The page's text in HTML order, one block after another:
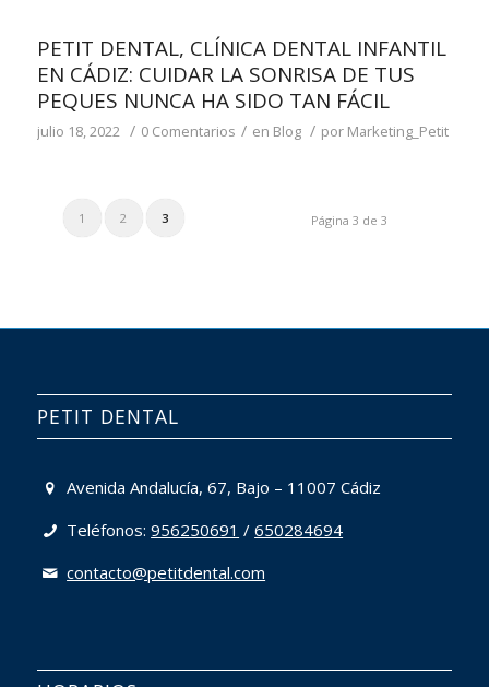
PETIT DENTAL, CLÍNICA DENTAL INFANTIL
EN CÁDIZ: CUIDAR LA SONRISA DE TUS
PEQUES NUNCA HA SIDO TAN FÁCIL
julio 18, 2022 / 0 Comentarios / en Blog / por Marketing_Petit
Página 3 de 3
1 2 3
PETIT DENTAL
Avenida Andalucía, 67, Bajo – 11007 Cádiz
Teléfonos:956250691 /650284694
contacto@petitdental.com